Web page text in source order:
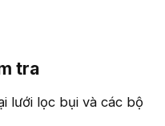
tra​
lưới lọc bụi và các bộ